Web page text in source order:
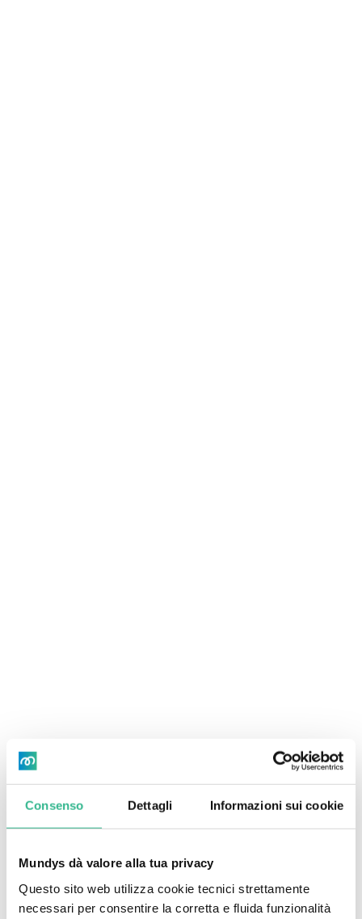
Consenso Dettagli Informazioni sui cookie
Mundys dà valore alla tua privacy
Questo sito web utilizza cookie tecnici strettamente
necessari per consentire la corretta e fluida funzionalità